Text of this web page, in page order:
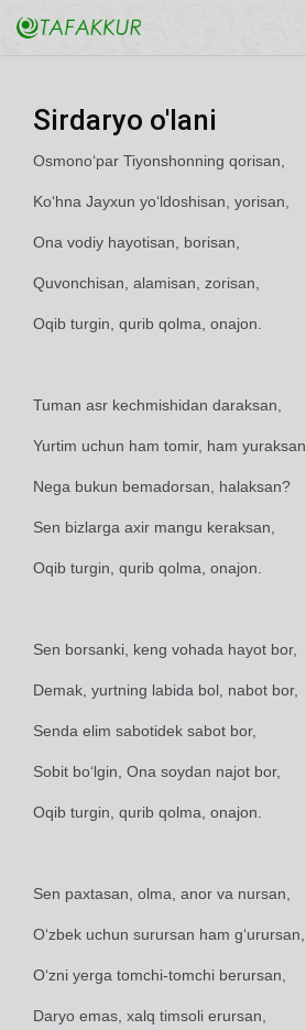
Sirdaryo o'lani
Osmono‘par Tiyonshonning qorisan,
Ko‘hna Jayxun yo‘ldoshisan, yorisan,
Ona vodiy hayotisan, borisan,
Quvonchisan, alamisan, zorisan,
Oqib turgin, qurib qolma, onajon.
Tuman asr kechmishidan daraksan,
Yurtim uchun ham tomir, ham yuraksan,
Nega bukun bemadorsan, halaksan?
Sen bizlarga axir mangu keraksan,
Oqib turgin, qurib qolma, onajon.
Sen borsanki, keng vohada hayot bor,
Demak, yurtning labida bol, nabot bor,
Senda elim sabotidek sabot bor,
Sobit bo‘lgin, Ona soydan najot bor,
Oqib turgin, qurib qolma, onajon.
Sen paxtasan, olma, anor va nursan,
O‘zbek uchun surursan ham g‘urursan,
O‘zni yerga tomchi-tomchi berursan,
Daryo emas, xalq timsoli erursan,